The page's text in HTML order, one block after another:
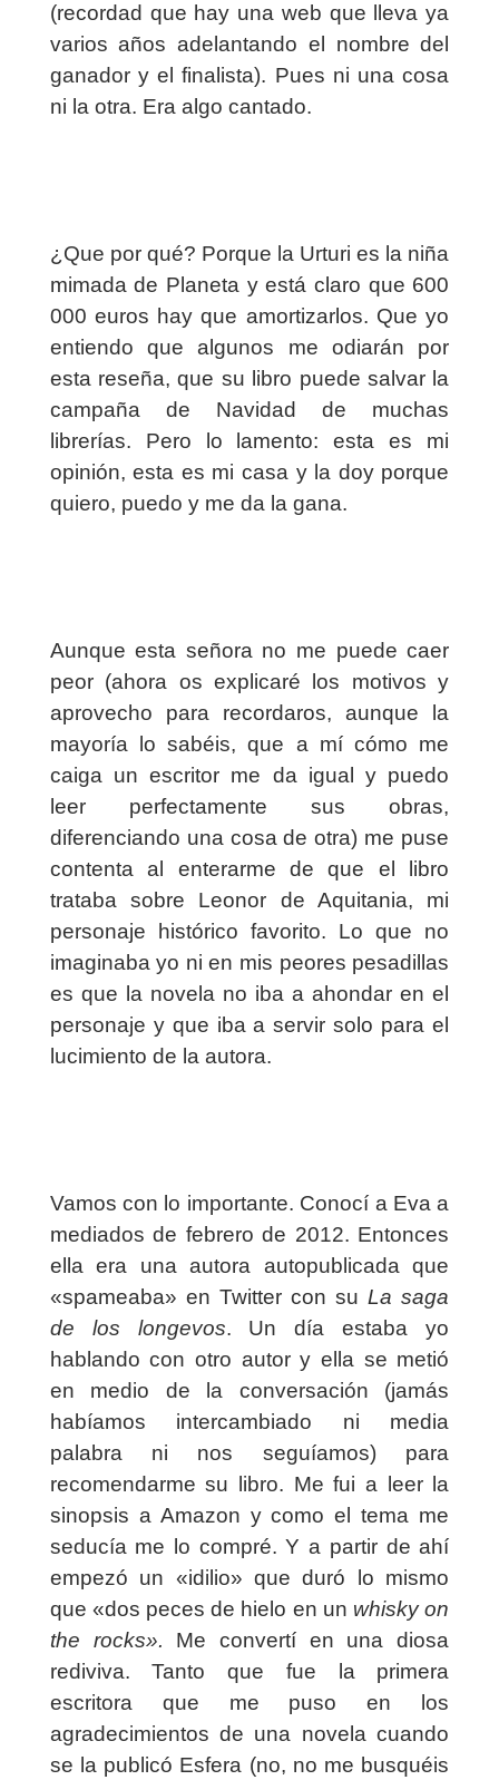
(recordad que hay una web que lleva ya
varios años adelantando el nombre del
ganador y el finalista). Pues ni una cosa
ni la otra. Era algo cantado.
¿Que por qué? Porque la Urturi es la niña
mimada de Planeta y está claro que 600
000 euros hay que amortizarlos. Que yo
entiendo que algunos me odiarán por
esta reseña, que su libro puede salvar la
campaña de Navidad de muchas
librerías. Pero lo lamento: esta es mi
opinión, esta es mi casa y la doy porque
quiero, puedo y me da la gana.
Aunque esta señora no me puede caer
peor (ahora os explicaré los motivos y
aprovecho para recordaros, aunque la
mayoría lo sabéis, que a mí cómo me
caiga un escritor me da igual y puedo
leer perfectamente sus obras,
diferenciando una cosa de otra) me puse
contenta al enterarme de que el libro
trataba sobre Leonor de Aquitania, mi
personaje histórico favorito. Lo que no
imaginaba yo ni en mis peores pesadillas
es que la novela no iba a ahondar en el
personaje y que iba a servir solo para el
lucimiento de la autora.
Vamos con lo importante. Conocí a Eva a
mediados de febrero de 2012. Entonces
ella era una autora autopublicada que
«spameaba» en Twitter con suLa saga
de los longevos. Un día estaba yo
hablando con otro autor y ella se metió
en medio de la conversación (jamás
habíamos intercambiado ni media
palabra ni nos seguíamos) para
recomendarme su libro. Me fui a leer la
sinopsis a Amazon y como el tema me
seducía me lo compré. Y a partir de ahí
empezó un «idilio» que duró lo mismo
que «dos peces de hielo en un whisky on
the rocks». Me convertí en una diosa
rediviva. Tanto que fue la primera
escritora que me puso en los
agradecimientos de una novela cuando
se la publicó Esfera (no, no me busquéis